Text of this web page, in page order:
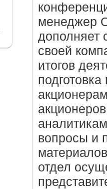
менеджер
дополняет
своей
итогов
вопросы и
отдел